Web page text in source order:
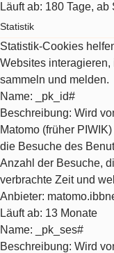
Läuft ab: 180 Tage, ab
Statistik
Statistik-Cookies
Websites
sammeln und melden.
Name: _pk_id#
Beschreibung: Wird
Matomo (früher
die Besuche des
Anzahl der Besuche,
verbrachte Zeit und
Anbieter:
Läuft ab: 13 Monate
Name: _pk_ses#
Beschreibung: Wird